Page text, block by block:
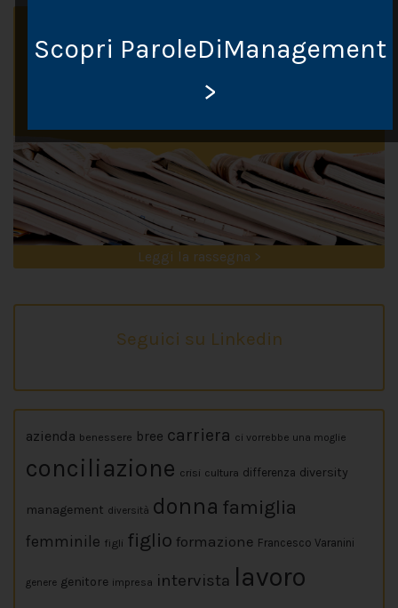
Leggi la rassegna >
Seguici su Linkedin
azienda benessere bree carriera ci vorrebbe una moglie
conciliazione crisi cultura differenza diversity
management diversità donna famiglia
femminile figli figlio formazione Francesco Varanini
genere genitore impresa intervista lavoro
Scopri ParoleDiManagement
>